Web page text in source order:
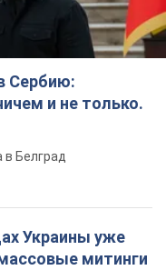
Сербию:
и не только.
в Белград
Украины уже
митинги